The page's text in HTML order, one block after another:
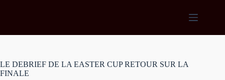
LE DEBRIEF DE LA EASTER CUP RETOUR SUR LA
FINALE